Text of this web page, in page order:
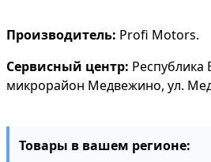
Производитель: Profi Motors.
Сервисный центр: Республика
микрорайон Медвежино, ул.
Товары в вашем регионе: